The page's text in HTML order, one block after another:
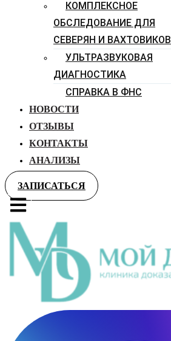
КОМПЛЕКСНОЕ
ОБСЛЕДОВАНИЕ ДЛЯ
СЕВЕРЯН И ВАХТОВИКОВ
УЛЬТРАЗВУКОВАЯ
ДИАГНОСТИКА
СПРАВКА В ФНС
НОВОСТИ
ОТЗЫВЫ
КОНТАКТЫ
АНАЛИЗЫ
ЗАПИСАТЬСЯ